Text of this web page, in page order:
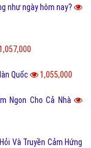
như ngày hôm nay?
Quốc 1,055,000
Ngon Cho Cả Nhà
Ngừng Học Hỏi Và Truyền Cảm Hứng